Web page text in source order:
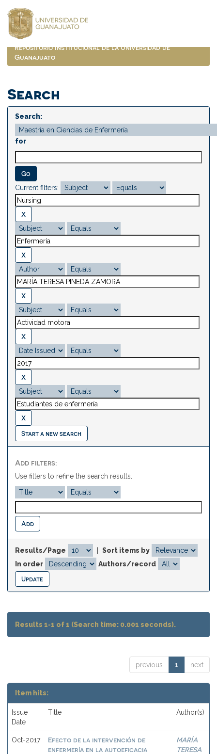
navigation
Repositorio Institucional de la Universidad de
Guanajuato
Search
Search:
for
Current filters:
Start a new search
Add filters:
Use filters to refine the search results.
Results/Page
Sort items by
In order
Authors/record
Results 1-1 of 1 (Search time: 0.001 seconds).
previous 1 next
Item hits:
Issue
Date
Title Author(s)
Oct-2017
Efecto de la intervención de
enfermería en la autoeficacia
MARÍA
TERESA